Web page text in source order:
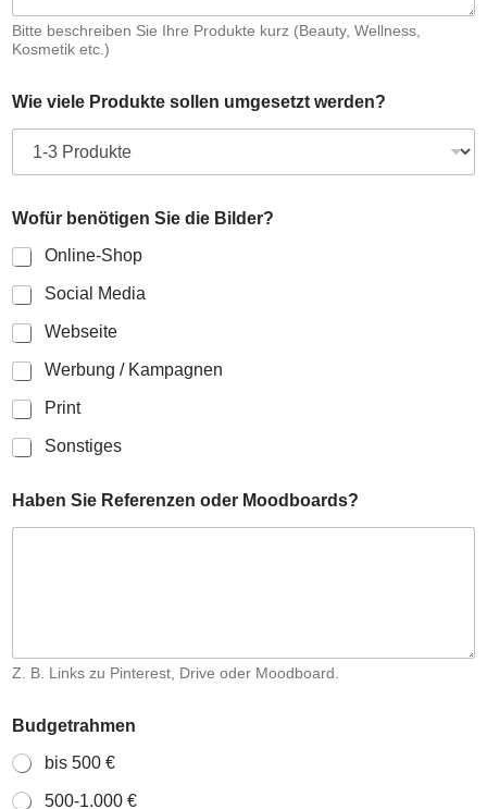
Bitte beschreiben Sie Ihre Produkte kurz (Beauty, Wellness,
Kosmetik etc.)
Wie viele Produkte sollen umgesetzt werden?
Wofür benötigen Sie die Bilder?
Online-Shop
Social Media
Webseite
Werbung / Kampagnen
Print
Sonstiges
Haben Sie Referenzen oder Moodboards?
Z. B. Links zu Pinterest, Drive oder Moodboard.
Budgetrahmen
bis 500 €
500-1.000 €